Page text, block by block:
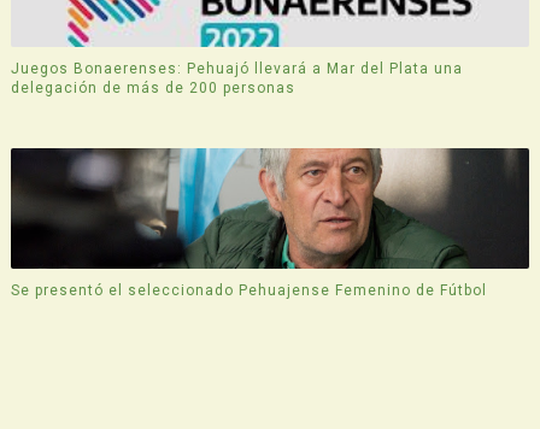
Juegos Bonaerenses: Pehuajó llevará a Mar del Plata una
delegación de más de 200 personas
Se presentó el seleccionado Pehuajense Femenino de Fútbol